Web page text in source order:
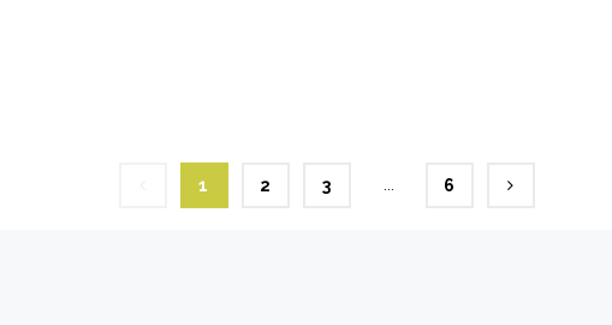
1 2 3 ... 6